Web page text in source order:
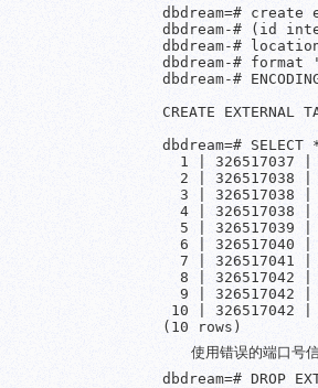
dbdream=# create
dbdream-# (id
dbdream-#
dbdream-#
dbdream-#
CREATE EXTERNAL
dbdream=# SELECT
1 | 326517037
2 | 326517038
3 | 326517038
4 | 326517038
5 | 326517039
6 | 326517040
7 | 326517041
8 | 326517042
9 | 326517042
10 | 326517042
使用错误的端口号
dbdream=# DROP